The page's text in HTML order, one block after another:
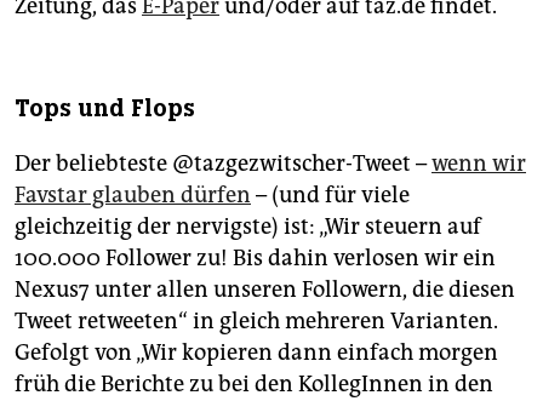
Zeitung, das E-Paperund/oder auf taz.de findet.
Tops und Flops
Der beliebteste @tazgezwitscher-Tweet –wenn wir
Favstar glauben dürfen – (und für viele
gleichzeitig der nervigste) ist: „Wir steuern auf
100.000 Follower zu! Bis dahin verlosen wir ein
Nexus7 unter allen unseren Followern, die diesen
Tweet retweeten“ in gleich mehreren Varianten.
Gefolgt von „Wir kopieren dann einfach morgen
früh die Berichte zu bei den KollegInnen in den